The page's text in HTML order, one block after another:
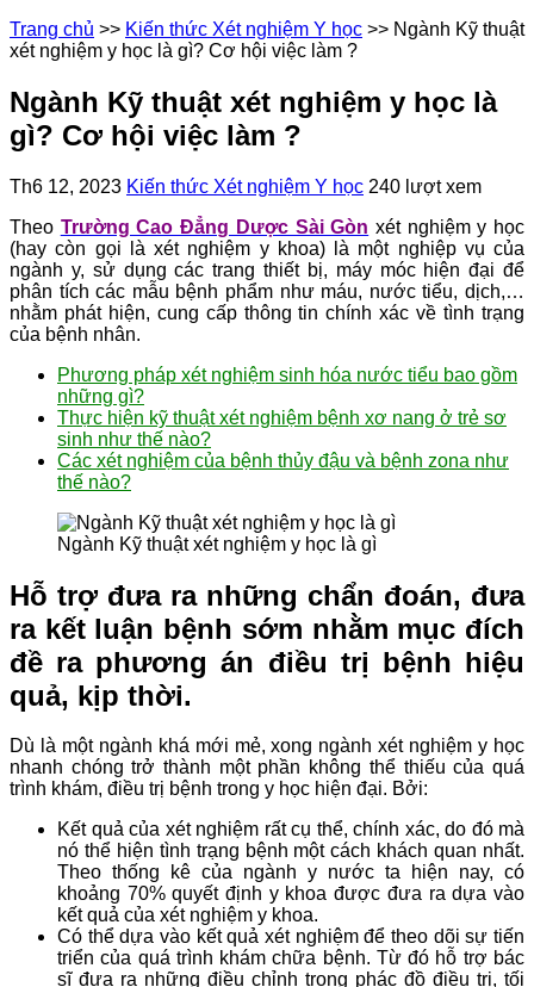
Trang chủ >> Kiến thức Xét nghiệm Y học >> Ngành Kỹ thuật
xét nghiệm y học là gì? Cơ hội việc làm ?
Ngành Kỹ thuật xét nghiệm y học là
gì? Cơ hội việc làm ?
Th6 12, 2023 Kiến thức Xét nghiệm Y học 240 lượt xem
Theo Trường Cao Đẳng Dược Sài Gòn xét nghiệm y học
(hay còn gọi là xét nghiệm y khoa) là một nghiệp vụ của
ngành y, sử dụng các trang thiết bị, máy móc hiện đại để
phân tích các mẫu bệnh phẩm như máu, nước tiểu, dịch,…
nhằm phát hiện, cung cấp thông tin chính xác về tình trạng
của bệnh nhân.
Phương pháp xét nghiệm sinh hóa nước tiểu bao gồm
những gì?
Thực hiện kỹ thuật xét nghiệm bệnh xơ nang ở trẻ sơ
sinh như thế nào?
Các xét nghiệm của bệnh thủy đậu và bệnh zona như
thế nào?
Ngành Kỹ thuật xét nghiệm y học là gì
Hỗ trợ đưa ra những chẩn đoán, đưa
ra kết luận bệnh sớm nhằm mục đích
đề ra phương án điều trị bệnh hiệu
quả, kịp thời.
Dù là một ngành khá mới mẻ, xong ngành xét nghiệm y học
nhanh chóng trở thành một phần không thể thiếu của quá
trình khám, điều trị bệnh trong y học hiện đại. Bởi:
Kết quả của xét nghiệm rất cụ thể, chính xác, do đó mà
nó thể hiện tình trạng bệnh một cách khách quan nhất.
Theo thống kê của ngành y nước ta hiện nay, có
khoảng 70% quyết định y khoa được đưa ra dựa vào
kết quả của xét nghiệm y khoa.
Có thể dựa vào kết quả xét nghiệm để theo dõi sự tiến
triển của quá trình khám chữa bệnh. Từ đó hỗ trợ bác
sĩ đưa ra những điều chỉnh trong phác đồ điều trị, tối